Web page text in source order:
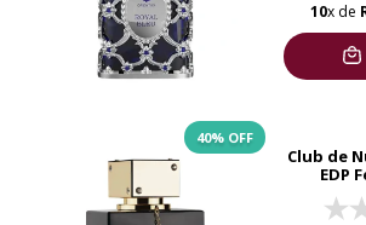
10x de
40% OFF
Club de
EDP